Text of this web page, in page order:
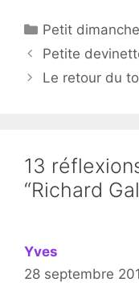
Catégories
Petit
Petite
Le retour du
13
“Richard
Yves
28 septembre